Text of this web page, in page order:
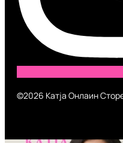
©2026 Катја Онлаин